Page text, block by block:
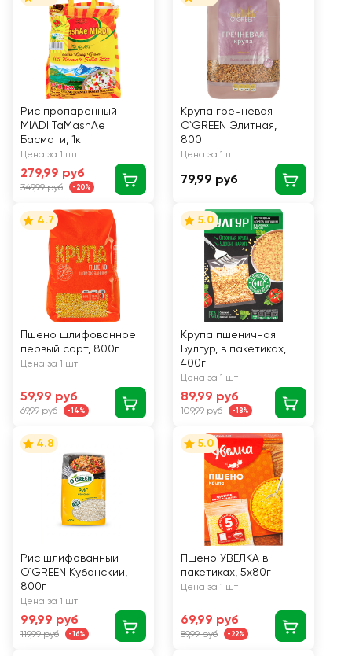
Рис пропаренный
MIADI TaMashAe
Басмати, 1кг
Цена за 1 шт
279,99 руб
349,99 руб -20%
Крупа гречневая
O`GREEN Элитная,
800г
Цена за 1 шт
79,99 руб
4.7
Пшено шлифованное
первый сорт, 800г
Цена за 1 шт
59,99 руб
69,99 руб -14%
5.0
Крупа пшеничная
Булгур, в пакетиках,
400г
Цена за 1 шт
89,99 руб
109,99 руб -18%
4.8
Рис шлифованный
O`GREEN Кубанский,
800г
Цена за 1 шт
99,99 руб
119,99 руб -16%
5.0
Пшено УВЕЛКА в
пакетиках, 5х80г
Цена за 1 шт
69,99 руб
89,99 руб -22%